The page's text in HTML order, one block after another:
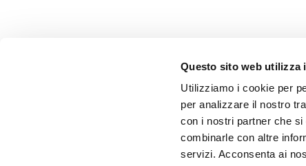
Questo sito web utilizza
Utilizziamo i cookie per
per analizzare il nostro
con i nostri partner che
combinarle con altre
servizi. Acconsenta ai